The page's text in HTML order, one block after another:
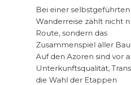
Bei einer selbstgeführten
Wanderreise zählt nicht
Route, sondern das
Zusammenspiel aller
Auf den Azoren sind vor
Unterkunftsqualität,
die Wahl der Etappen